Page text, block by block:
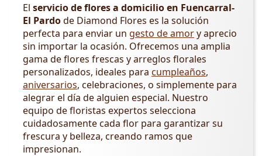
El servicio de flores a domicilio en Fuencarral-
El Pardode Diamond Flores es la solución
perfecta para enviar un gesto de amory aprecio
sin importar la ocasión. Ofrecemos una amplia
gama de flores frescas y arreglos florales
personalizados, ideales para cumpleaños,
aniversarios, celebraciones, o simplemente para
alegrar el día de alguien especial. Nuestro
equipo de floristas expertos selecciona
cuidadosamente cada flor para garantizar su
frescura y belleza, creando ramos que
impresionan.